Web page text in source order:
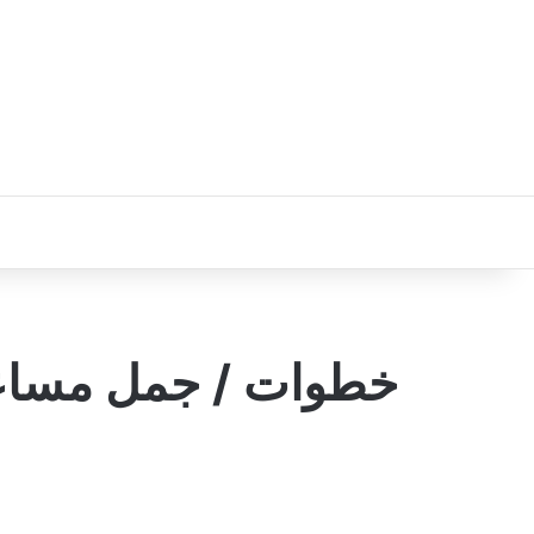
خطوات / جمل